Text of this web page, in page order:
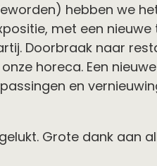
hebben we
met een
Doorbraak naar
horeca. Een nieuwe
en
Grote dank aan